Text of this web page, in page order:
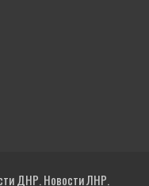
ДНР. Новости ЛНР.